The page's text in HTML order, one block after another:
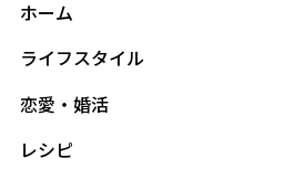
ホーム
ライフスタイル
恋愛・婚活
レシピ